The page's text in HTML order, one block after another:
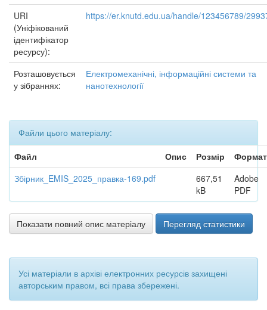
URI
(Уніфікований
ідентифікатор
ресурсу):
https://er.knutd.edu.ua/handle/123456789/
Розташовується
у зібраннях:
Електромеханічні, інформаційні системи та
нанотехнології
Файли цього матеріалу:
Файл
Опис Розмір
Формат
Збірник_EMIS_2025_правка-169.pdf
667,51
kB
Adobe
PDF
Показати повний опис матеріалу Перегляд статистики
Усі матеріали в архіві електронних ресурсів захищені
авторським правом, всі права збережені.